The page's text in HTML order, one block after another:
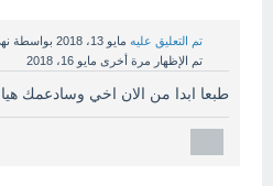
تم التعليق عليه مايو 13، 2018 بواسطة
تم الإظهار مرة أخرى مايو 16، 2018
طبعا ابدا من الان اخي وسادعمك هيا